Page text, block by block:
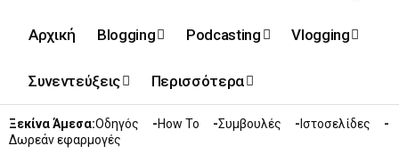
Αρχική Blogging Podcasting Vlogging
Συνεντεύξεις Περισσότερα
Ξεκίνα Άμεσα:Οδηγός How To Συμβουλές
Ιστοσελίδες
Δωρεάν εφαρμογές